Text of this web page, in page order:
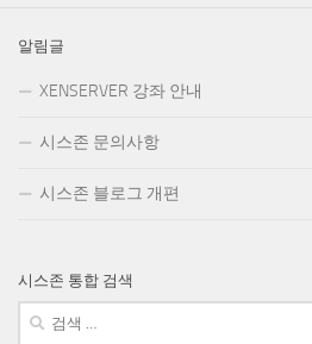
알림글
XENSERVER 강좌 안내
시스존 문의사항
시스존 블로그 개편
시스존 통합 검색
검